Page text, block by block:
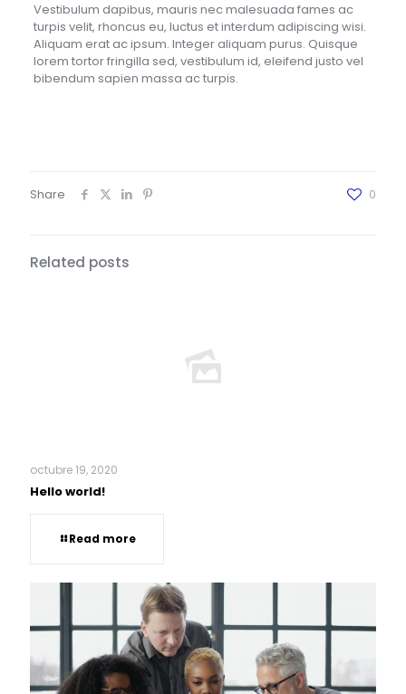
Vestibulum dapibus, mauris nec malesuada fames ac
turpis velit, rhoncus eu, luctus et interdum adipiscing wisi.
Aliquam erat ac ipsum. Integer aliquam purus. Quisque
lorem tortor fringilla sed, vestibulum id, eleifend justo vel
bibendum sapien massa ac turpis.
Share 0
Related posts
octubre 19, 2020
Hello world!
Read more